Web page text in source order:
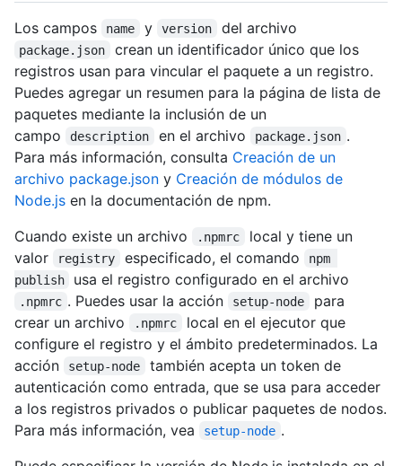
Los campos name y version del archivo
package.json
crean un identificador único que los
registros usan para vincular el paquete a un registro.
Puedes agregar un resumen para la página de lista de
paquetes mediante la inclusión de un
campo
description en el archivo package.json .
Para más información, consulta Creación de un
archivo package.json y Creación de módulos de
Node.js en la documentación de npm.
Cuando existe un archivo
.npmrc
local y tiene un
valor
registry especificado, el comando
npm
publish
usa el registro configurado en el archivo
.npmrc . Puedes usar la acción setup-node
para
crear un archivo
.npmrc
local en el ejecutor que
configure el registro y el ámbito predeterminados. La
acción
setup-node
también acepta un token de
autenticación como entrada, que se usa para acceder
a los registros privados o publicar paquetes de nodos.
Para más información, vea
setup-node .